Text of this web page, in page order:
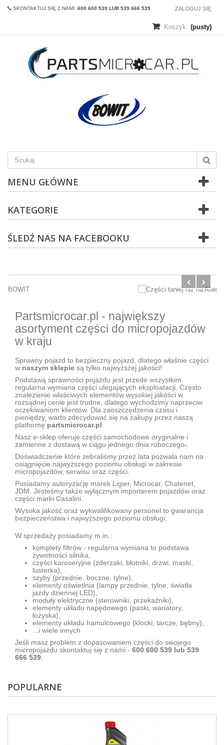
SKONTAKTUJ SIĘ Z NAMI: 600 600 539 LUB 539 666 539 ZALOGUJ SIĘ
Koszyk (pusty)
MENU GŁÓWNE
KATEGORIE
ŚLEDŹ NAS NA FACEBOOKU
Partsmicrocar.pl - największy
asortyment części do micropojazdów
w kraju
Sprawny pojazd to bezpieczny pojazd, dlatego właśnie części
w naszym sklepie są tylko najwyższej jakości!
Podstawą sprawności pojazdu jest przede wszystkim
regularna wymiana części ulegających eksploatacji. Często
znalezienie właściwych elementów wysokiej jakości w
rozsądnej cenie jest trudne, dlatego wychodzimy naprzeciw
oczekiwaniom klientów. Dla zaoszczędzenia czasu i
pieniędzy, warto zdecydować się na zakupy przez naszą
platformę partsmicrocar.pl
Nasz e-sklep oferuje części samochodowe oryginalne i
zamienne z dostawą w ciągu jednego dnia roboczego*
Doświadczenie które zebraliśmy przez lata pozwala nam na
osiągnięcie najwyższego poziomu obsługi w zakresie
micropojazdów, serwisu oraz części.
Posiadamy autoryzację marek Ligier, Microcar, Chatenet,
JDM. Jesteśmy także wyłącznym importerem pojazdów oraz
części marki Casalini.
Wysoka jakość oraz wykwalifikowany personel to gwarancja
bezpieczeństwa i najwyższego poziomu obsługi.
W sprzedaży posiadamy m.in.:
komplety filtrów - regularna wymiana to podstawa
żywotności silnika,
części karoseryjne (zderzaki, błotniki, drzwi, maski,
lusterka),
szyby (przednie, boczne, tylne),
elementy oświetlnia (lampy przednie, tylne, światła
jazdy dziennej LED),
moduły elektryczne (sterowniki, przekaźniki),
elementy układu napędowego (paski, wariatory,
łożyska),
elementy układu hamulcowego (klocki, tarcze, bębny),
...i wiele innych
Jeśli masz problem z dopasowaniem części do swojego
micropojazdu skontaktuj się z nami - 600 600 539 lub 539
666 539
POPULARNE